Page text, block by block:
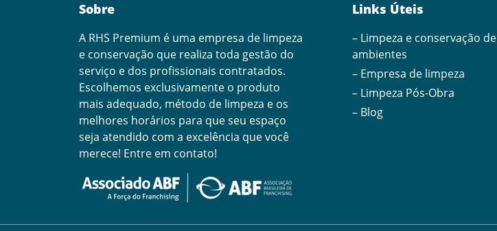
Sobre
A RHS Premium é uma empresa de limpeza
e conservação que realiza toda gestão do
serviço e dos profissionais contratados.
Escolhemos exclusivamente o produto
mais adequado, método de limpeza e os
melhores horários para que seu espaço
seja atendido com a excelência que você
merece! Entre em contato!
Links Úteis
– Limpeza e conservação de
ambientes
– Empresa de limpeza
– Limpeza Pós-Obra
– Blog